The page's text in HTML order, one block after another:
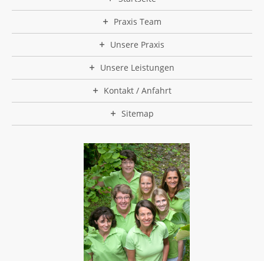
Praxis Team
Unsere Praxis
Unsere Leistungen
Kontakt / Anfahrt
Sitemap